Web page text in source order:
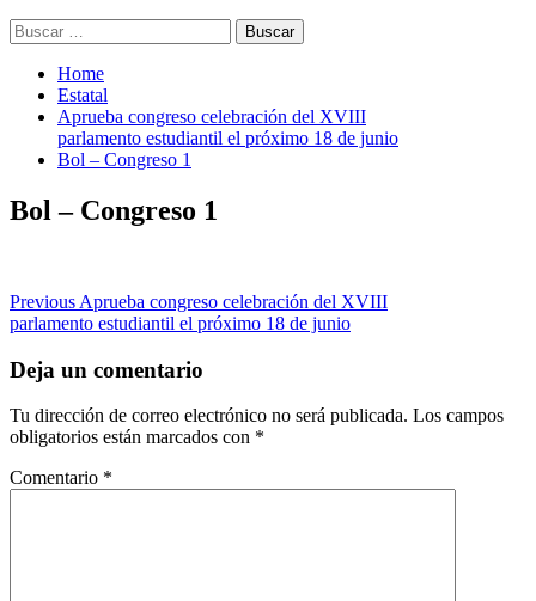
Buscar:
Home
Estatal
Aprueba congreso celebración del XVIII
parlamento estudiantil el próximo 18 de junio
Bol – Congreso 1
Bol – Congreso 1
Post
navigation
Previous Aprueba congreso celebración del XVIII
parlamento estudiantil el próximo 18 de junio
Deja un comentario
Tu dirección de correo electrónico no será publicada. Los campos
obligatorios están marcados con *
Comentario *